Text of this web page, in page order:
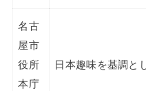
名古
屋市
役所
本庁
日本趣味を基調と